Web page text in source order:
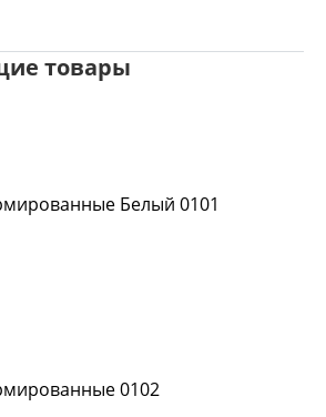
товары
Белый 0101
0102